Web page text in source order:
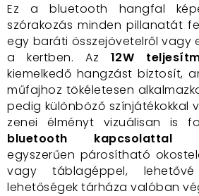
Ez a bluetooth hangfal
szórakozás minden pillanatát
egy baráti összejövetelről vagy
a kertben. Az 12W
kiemelkedő hangzást biztosít,
műfajhoz tökéletesen
pedig különböző színjátékokkal
zenei élményt vizuálisan is
bluetooth kapcsolattal
egyszerűen párosítható
vagy táblagéppel,
lehetőségek tárháza valóban